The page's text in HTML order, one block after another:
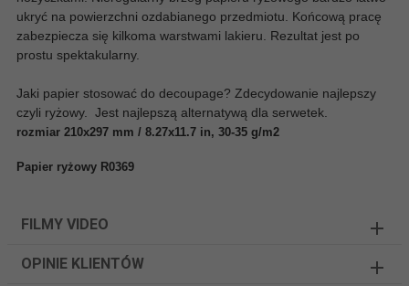
ukryć na powierzchni ozdabianego przedmiotu. Końcową pracę
zabezpiecza się kilkoma warstwami lakieru. Rezultat jest po
prostu spektakularny.
Jaki papier stosować do decoupage? Zdecydowanie najlepszy
czyli ryżowy. Jest najlepszą alternatywą dla serwetek.
rozmiar 210x297 mm / 8.27x11.7 in, 30-35 g/m2
Papier ryżowy R0369
FILMY VIDEO
OPINIE KLIENTÓW